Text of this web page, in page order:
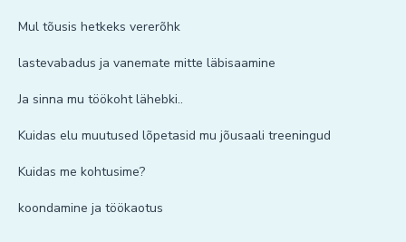
Mul tõusis hetkeks vererõhk
lastevabadus ja vanemate mitte läbisaamine
Ja sinna mu töökoht lähebki..
Kuidas elu muutused lõpetasid mu jõusaali treeningud
Kuidas me kohtusime?
koondamine ja töökaotus